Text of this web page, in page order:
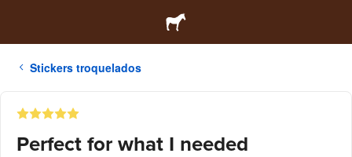
Stickers troquelados
Perfect for what I needed